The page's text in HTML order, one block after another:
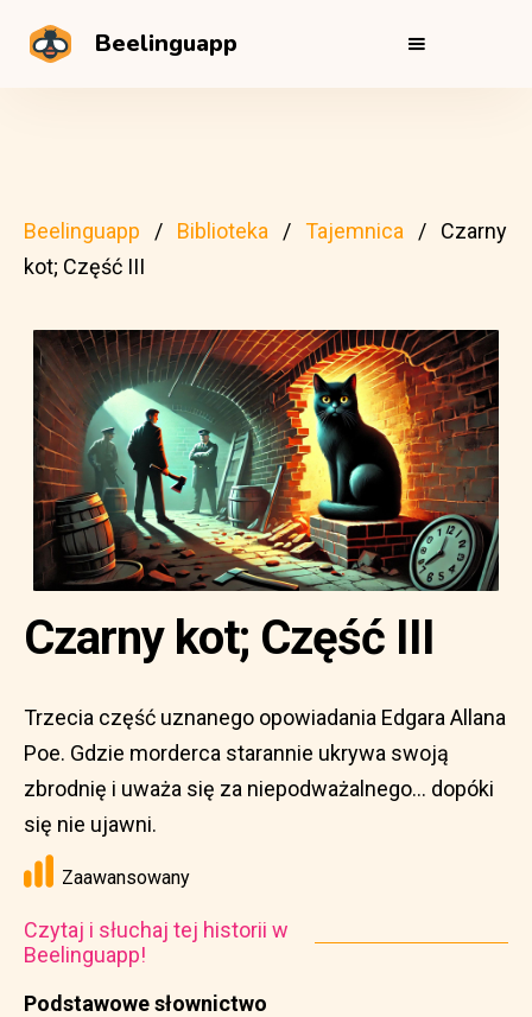
Beelinguapp
Beelinguapp Biblioteka Tajemnica
Czarny
kot; Część III
Podstawowe słownictwo
Czarny kot; Część III
Trzecia część uznanego opowiadania Edgara Allana
Poe. Gdzie morderca starannie ukrywa swoją
zbrodnię i uważa się za niepodważalnego... dopóki
się nie ujawni.
Zaawansowany
Czytaj i słuchaj tej historii w
Beelinguapp!